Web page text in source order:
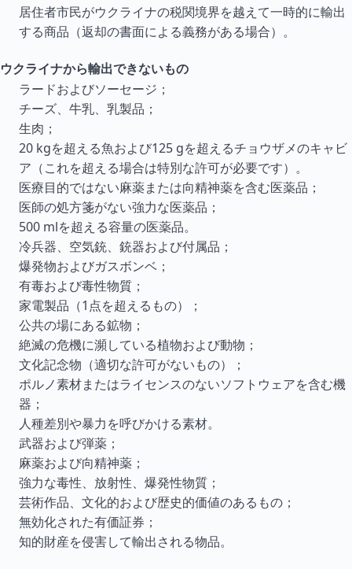
居住者市民がウクライナの税関境界を越えて一時的に輸出
する商品（返却の書面による義務がある場合）。
ウクライナから輸出できないもの
ラードおよびソーセージ；
チーズ、牛乳、乳製品；
生肉；
20 kgを超える魚および125 gを超えるチョウザメのキャビ
ア（これを超える場合は特別な許可が必要です）。
医療目的ではない麻薬または向精神薬を含む医薬品；
医師の処方箋がない強力な医薬品；
500 mlを超える容量の医薬品。
冷兵器、空気銃、銃器および付属品；
爆発物およびガスボンベ；
有毒および毒性物質；
家電製品（1点を超えるもの）；
公共の場にある鉱物；
絶滅の危機に瀕している植物および動物；
文化記念物（適切な許可がないもの）；
ポルノ素材またはライセンスのないソフトウェアを含む機
器；
人種差別や暴力を呼びかける素材。
武器および弾薬；
麻薬および向精神薬；
強力な毒性、放射性、爆発性物質；
芸術作品、文化的および歴史的価値のあるもの；
無効化された有価証券；
知的財産を侵害して輸出される物品。